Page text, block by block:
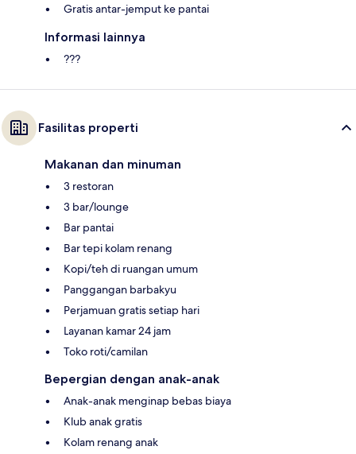
Gratis antar-jemput ke pantai
Informasi lainnya
???
Fasilitas properti
Makanan dan minuman
3 restoran
3 bar/lounge
Bar pantai
Bar tepi kolam renang
Kopi/teh di ruangan umum
Panggangan barbakyu
Perjamuan gratis setiap hari
Layanan kamar 24 jam
Toko roti/camilan
Bepergian dengan anak-anak
Anak-anak menginap bebas biaya
Klub anak gratis
Kolam renang anak